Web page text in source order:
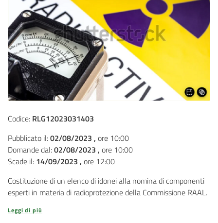
Codice: RLG12023031403
Pubblicato il:02/08/2023 , ore 10:00
Domande dal:02/08/2023 , ore 10:00
Scade il: 14/09/2023 , ore 12:00
Costituzione di un elenco di idonei alla nomina di componenti
esperti in materia di radioprotezione della Commissione RAAL.
Leggi di più